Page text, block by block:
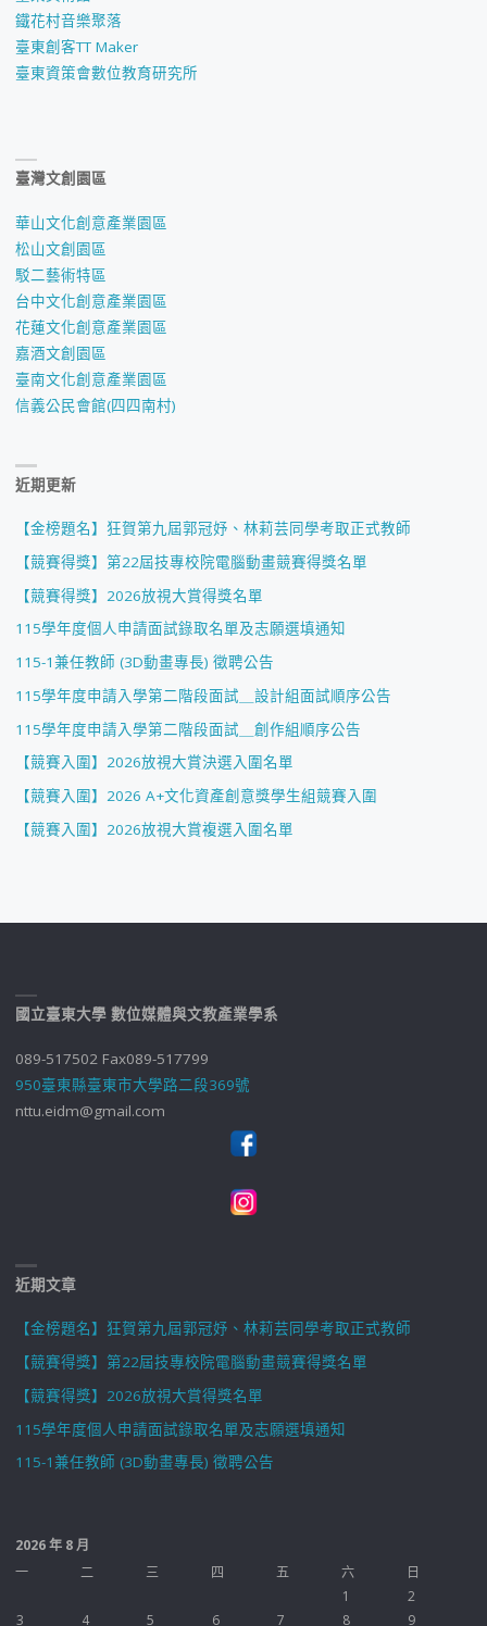
鐵花村音樂聚落
臺東創客TT Maker
臺東資策會數位教育研究所
臺灣文創園區
華山文化創意產業園區
松山文創園區
駁二藝術特區
台中文化創意產業園區
花蓮文化創意產業園區
嘉酒文創園區
臺南文化創意產業園區
信義公民會館(四四南村)
近期更新
【金榜題名】狂賀第九屆郭冠妤、林莉芸同學考取正式教師
【競賽得獎】第22屆技專校院電腦動畫競賽得獎名單
【競賽得獎】2026放視大賞得獎名單
115學年度個人申請面試錄取名單及志願選填通知
115-1兼任教師 (3D動畫專長) 徵聘公告
115學年度申請入學第二階段面試＿設計組面試順序公告
115學年度申請入學第二階段面試＿創作組順序公告
【競賽入圍】2026放視大賞決選入圍名單
【競賽入圍】2026 A+文化資產創意獎學生組競賽入圍
【競賽入圍】2026放視大賞複選入圍名單
國立臺東大學 數位媒體與文教產業學系
089-517502 Fax089-517799
950臺東縣臺東市大學路二段369號
nttu.eidm@gmail.com
近期文章
【金榜題名】狂賀第九屆郭冠妤、林莉芸同學考取正式教師
【競賽得獎】第22屆技專校院電腦動畫競賽得獎名單
【競賽得獎】2026放視大賞得獎名單
115學年度個人申請面試錄取名單及志願選填通知
115-1兼任教師 (3D動畫專長) 徵聘公告
2026 年 8 月
一
二 三 四 五 六
日
1
2
3
4 5 6 7 8 9